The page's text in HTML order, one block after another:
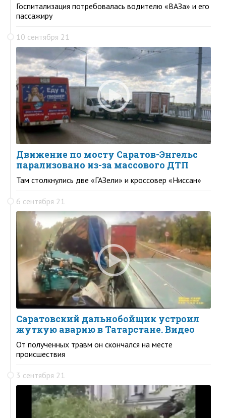
Госпитализация потребовалась водителю «ВАЗа» и его
пассажиру
10 сентября 21
Движение по мосту Саратов-Энгельс
парализовано из-за массового ДТП
Там столкнулись две «ГАЗели» и кроссовер «Ниссан»
6 сентября 21
Саратовский дальнобойщик устроил
жуткую аварию в Татарстане. Видео
От полученных травм он скончался на месте
происшествия
3 сентября 21